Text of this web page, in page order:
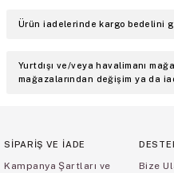
Ürün iadelerinde kargo bedelini
Yurtdışı ve/veya havalimanı
mağazalarından değişim ya da
SİPARİŞ VE İADE
Kampanya Şartları ve
Bize